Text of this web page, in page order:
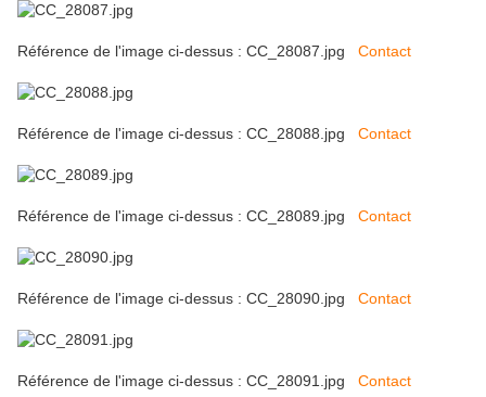
Référence de l'image ci-dessus : CC_28087.jpg Contact
Référence de l'image ci-dessus : CC_28088.jpg Contact
Référence de l'image ci-dessus : CC_28089.jpg Contact
Référence de l'image ci-dessus : CC_28090.jpg Contact
Référence de l'image ci-dessus : CC_28091.jpg Contact